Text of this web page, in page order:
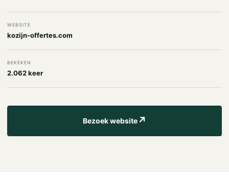
WEBSITE
kozijn-offertes.com
BEKEKEN
2.062 keer
Bezoek website↗